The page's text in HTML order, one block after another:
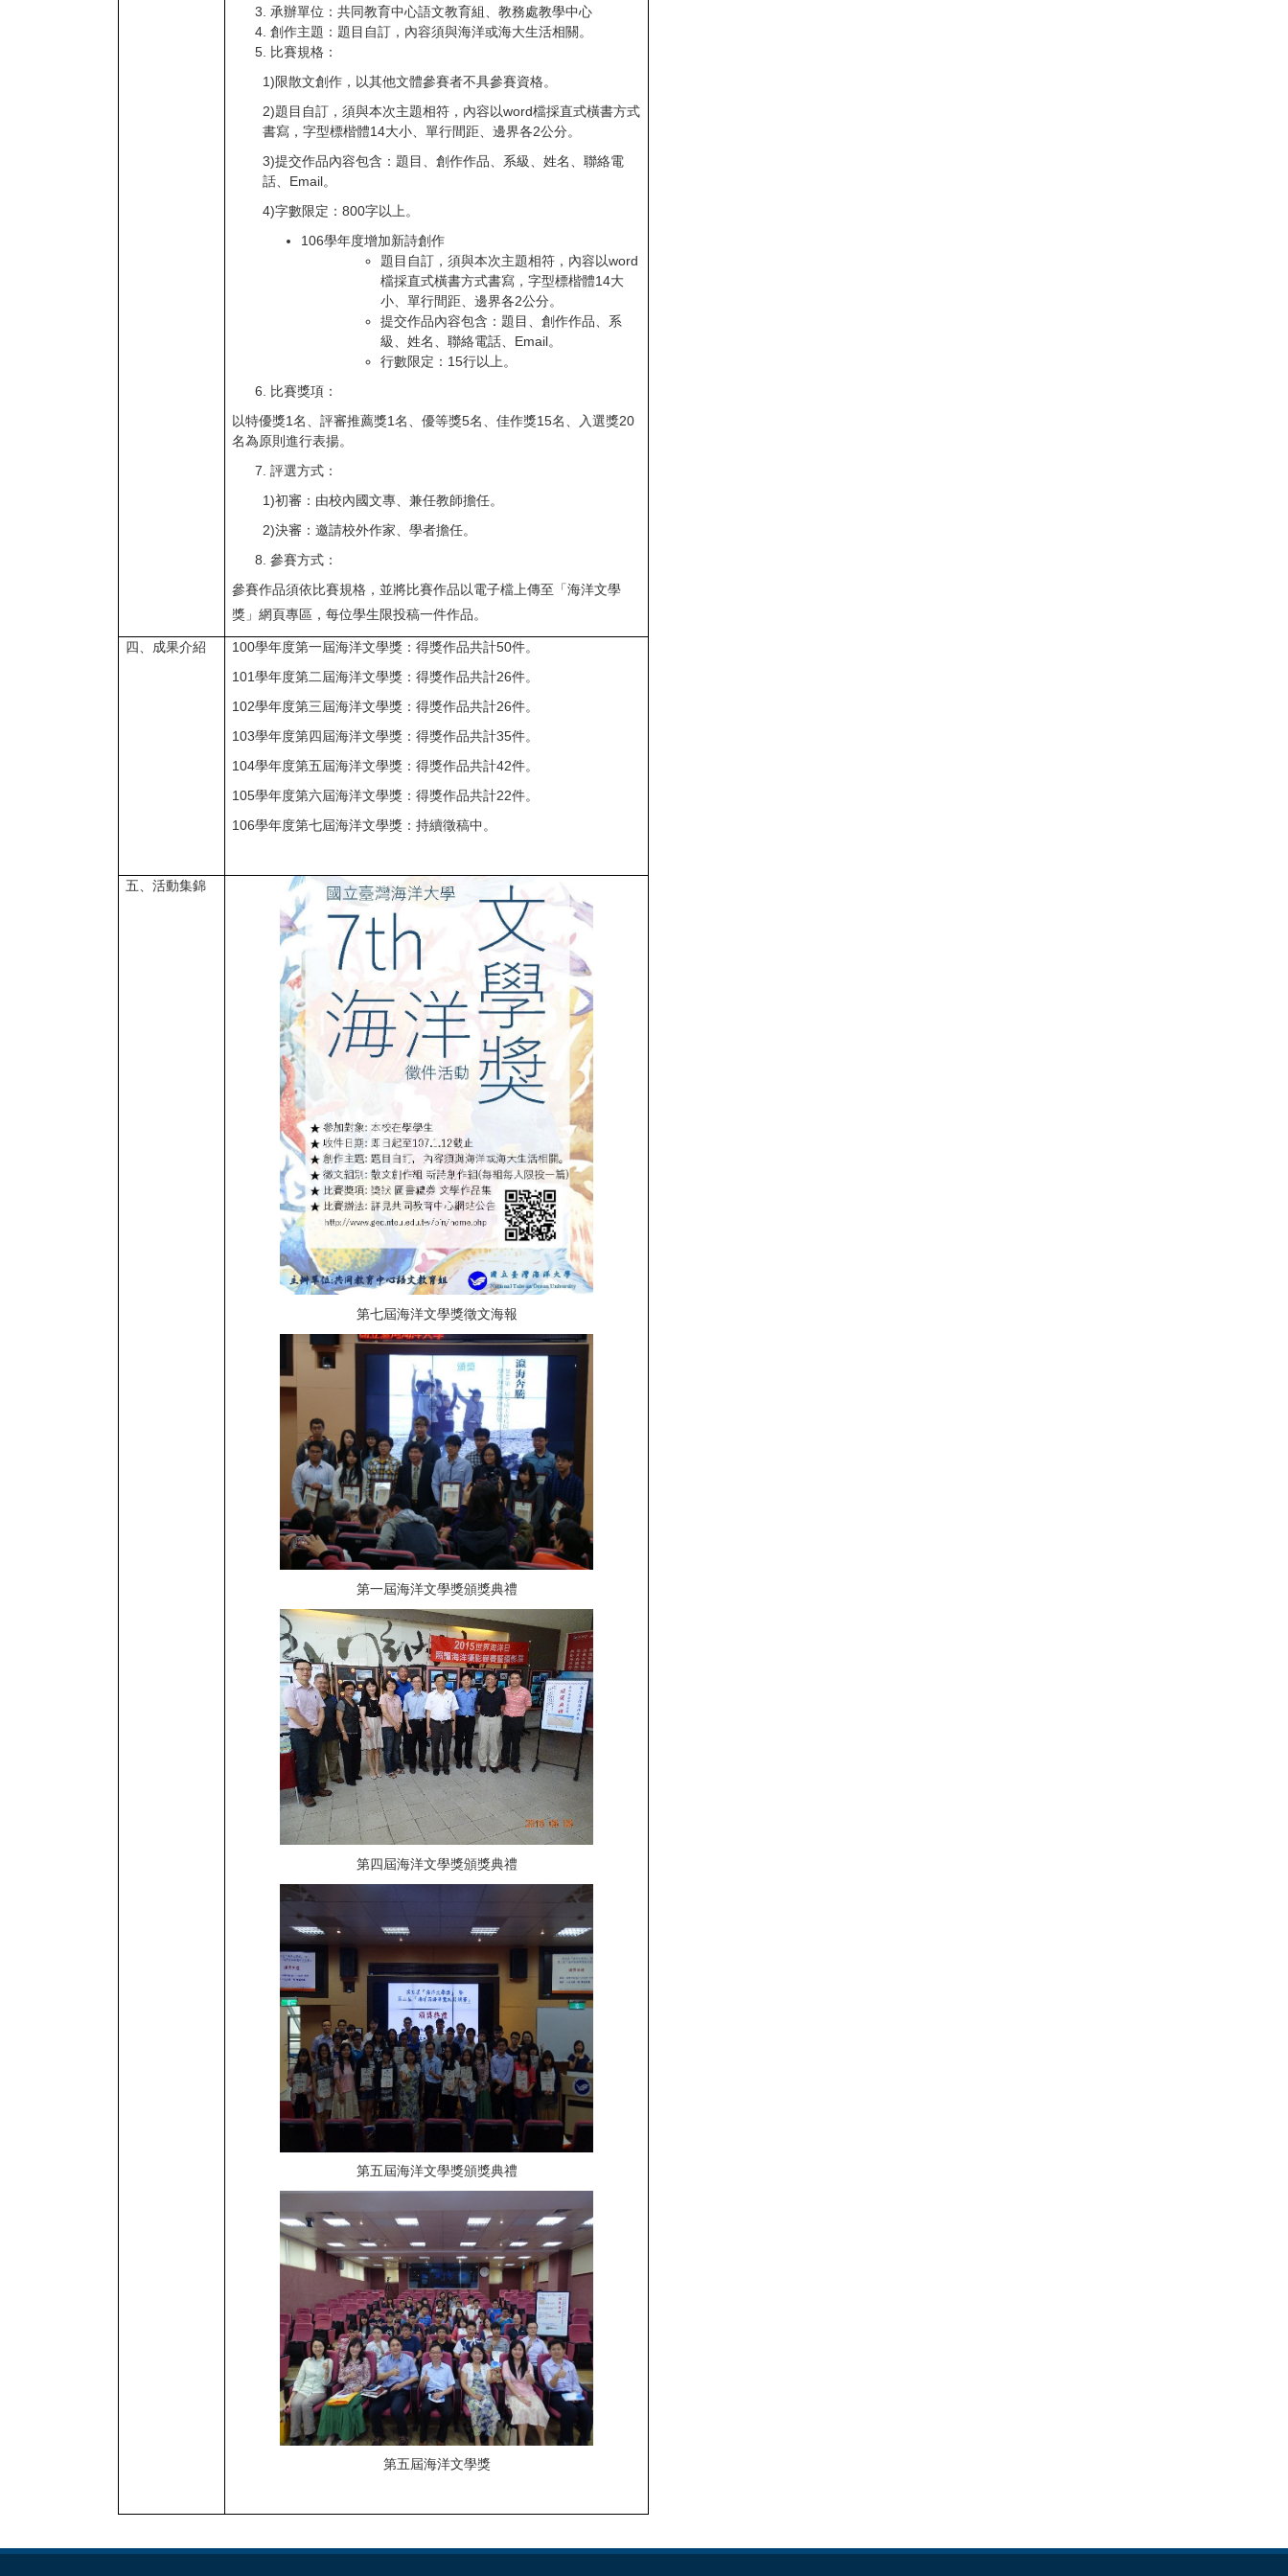
承辦單位：共同教育中心語文教育組、教務處教學中心
創作主題：題目自訂，內容須與海洋或海大生活相關。
比賽規格：
1)限散文創作，以其他文體參賽者不具參賽資格。
2)題目自訂，須與本次主題相符，內容以word檔採直式橫書方式
書寫，字型標楷體14大小、單行間距、邊界各2公分。
3)提交作品內容包含：題目、創作作品、系級、姓名、聯絡電
話、 Email。
4)字數限定：800字以上。
106學年度增加新詩創作
題目自訂，須與本次主題相符，內容以word
檔採直式橫書方式書寫，字型標楷體14大
小、單行間距、邊界各2公分。
提交作品內容包含：題目、創作作品、系
級、姓名、聯絡電話、Email。
行數限定：15行以上。
比賽獎項：
以特優獎1名、評審推薦獎1名、優等獎5名、佳作獎15名、入選獎20
名為原則進行表揚。
評選方式：
1)初審：由校內國文專、兼任教師擔任。
2)決審：邀請校外作家、學者擔任。
參賽方式：
參賽作品須依比賽規格，並將比賽作品以電子檔上傳至「海洋文學
獎」網頁專區，每位學生限投稿一件作品。
四、成果介紹 100學年度第一屆海洋文學獎：得獎作品共計50件。
101學年度第二屆海洋文學獎：得獎作品共計26件。
102學年度第三屆海洋文學獎：得獎作品共計26件。
103學年度第四屆海洋文學獎：得獎作品共計35件。
104學年度第五屆海洋文學獎：得獎作品共計42件。
105學年度第六屆海洋文學獎：得獎作品共計22件。
106學年度第七屆海洋文學獎：持續徵稿中。
五、活動集錦
第七屆海洋文學獎徵文海報
第一屆海洋文學獎頒獎典禮
第四屆海洋文學獎頒獎典禮
第五屆海洋文學獎頒獎典禮
第五屆海洋文學獎